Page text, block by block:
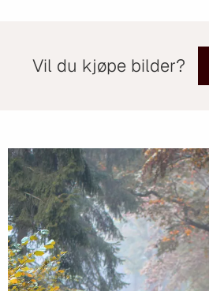
Vil du kjøpe bilder?